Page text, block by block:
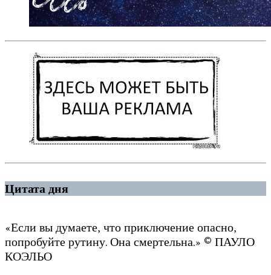
Цитата дня
«Если вы думаете, что приключение опасно,
попробуйте рутину. Она смертельна.» © ПАУЛО
КОЭЛЬО